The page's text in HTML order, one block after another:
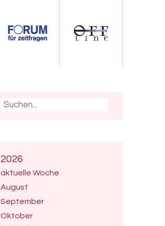
2026
aktuelle Woche
August
September
Oktober